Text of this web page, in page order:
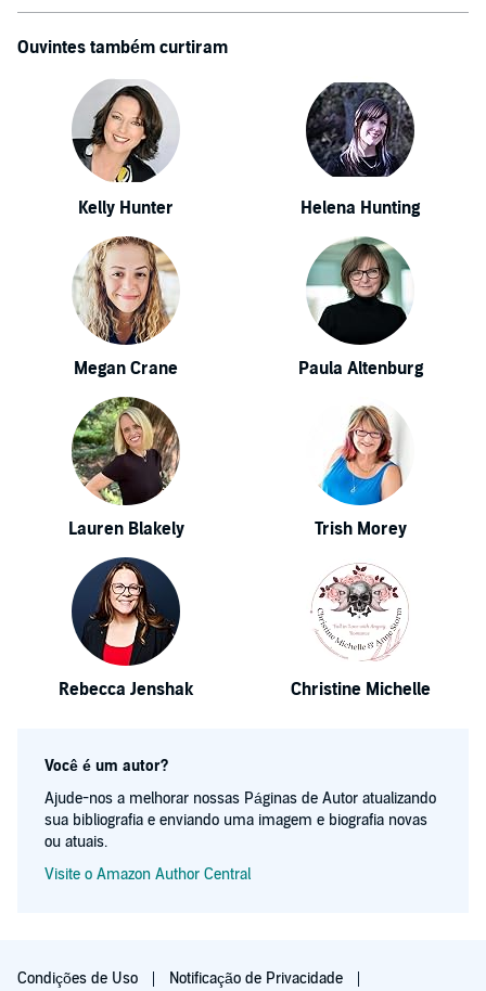
Ouvintes também curtiram
Kelly Hunter Helena Hunting
Megan Crane Paula Altenburg
Lauren Blakely Trish Morey
Rebecca Jenshak Christine Michelle
Você é um autor?
Ajude-nos a melhorar nossas Páginas de Autor atualizando
sua bibliografia e enviando uma imagem e biografia novas
ou atuais.
Visite o Amazon Author Central
Condições de Uso Notificação de Privacidade